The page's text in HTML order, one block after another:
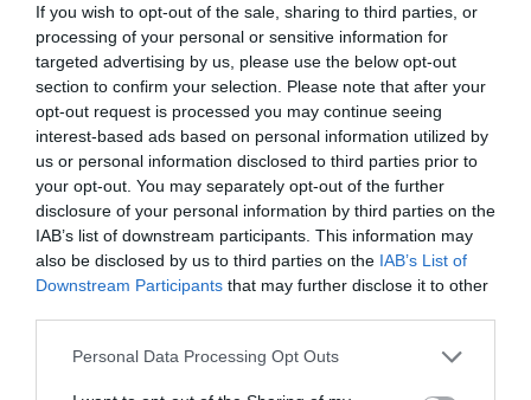
If you wish to opt-out of the sale, sharing to third parties, or
processing of your personal or sensitive information for
targeted advertising by us, please use the below opt-out
section to confirm your selection. Please note that after your
opt-out request is processed you may continue seeing
interest-based ads based on personal information utilized by
us or personal information disclosed to third parties prior to
your opt-out. You may separately opt-out of the further
disclosure of your personal information by third parties on the
IAB’s list of downstream participants. This information may
also be disclosed by us to third parties on the IAB’s List of
Downstream Participants that may further disclose it to other
Personal Data Processing Opt Outs
testimonio de las mujeres que buscan a familiares
desaparecidos, y es parte del proyecto Narrativas y
Memorias de la Desaparición en México, de la
organización Técnicas Rudas, que busca visibilizar los
casos, la problemática, y las víctimas de la desaparición
forzada. “Es difícil dar vida a este tipo de canciones,
que no deberían de existir, pero que justo por ello, se
vuelven tan necesarias”, concluye Mare.
AñadirCooltcomo fuente preferida de Google.
ACTIVAR AHORA